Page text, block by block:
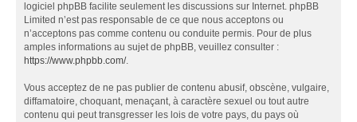
logiciel phpBB facilite seulement les discussions sur Internet. phpBB
Limited n’est pas responsable de ce que nous acceptons ou
n’acceptons pas comme contenu ou conduite permis. Pour de plus
amples informations au sujet de phpBB, veuillez consulter :
https://www.phpbb.com/.
Vous acceptez de ne pas publier de contenu abusif, obscène, vulgaire,
diffamatoire, choquant, menaçant, à caractère sexuel ou tout autre
contenu qui peut transgresser les lois de votre pays, du pays où